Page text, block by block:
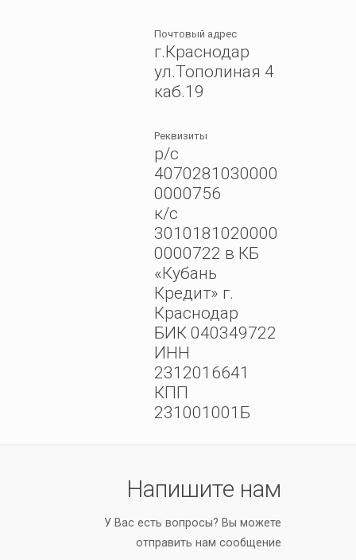
Почтовый адрес
г.Краснодар
ул.Тополиная 4
каб.19
Реквизиты
р/с
4070281030000
0000756
к/с
3010181020000
0000722 в КБ
«Кубань
Кредит» г.
Краснодар
БИК 040349722
ИНН
2312016641
КПП
231001001Б
Напишите нам
У Вас есть вопросы? Вы можете
отправить нам сообщение